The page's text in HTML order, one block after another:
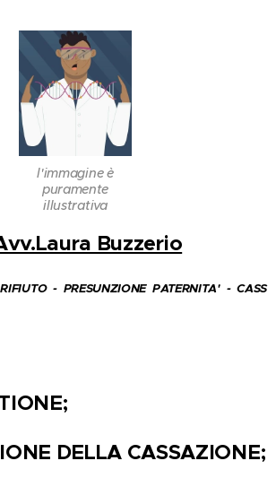
l'immagine è
puramente
illustrativa
Buzzerio
- PRESUNZIONE PATERNITA' - CASS
DELLA CASSAZIONE;